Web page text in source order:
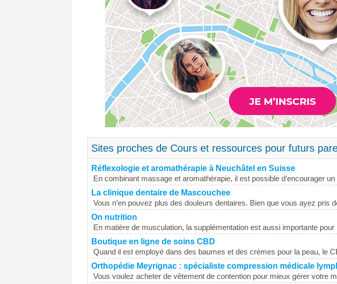
Sites proches de Cours et ressources pour futurs
Réflexologie et aromathérapie à Neuchâtel en Suisse
En combinant massage et aromathérapie, il est possible d’encourager
La clinique dentaire de Mascouchee
Vous n’en pouvez plus des douleurs dentaires. Bien que vous ayez pris
On nutrition
En matière de musculation, la supplémentation est aussi importante pour
Boutique en ligne de soins CBD
Quand il est employé dans des baumes et des crèmes pour la peau, le
Orthopédie Meyrignac : spécialiste compression médicale
Vous voulez acheter de vêtement de contention pour mieux gérer votre